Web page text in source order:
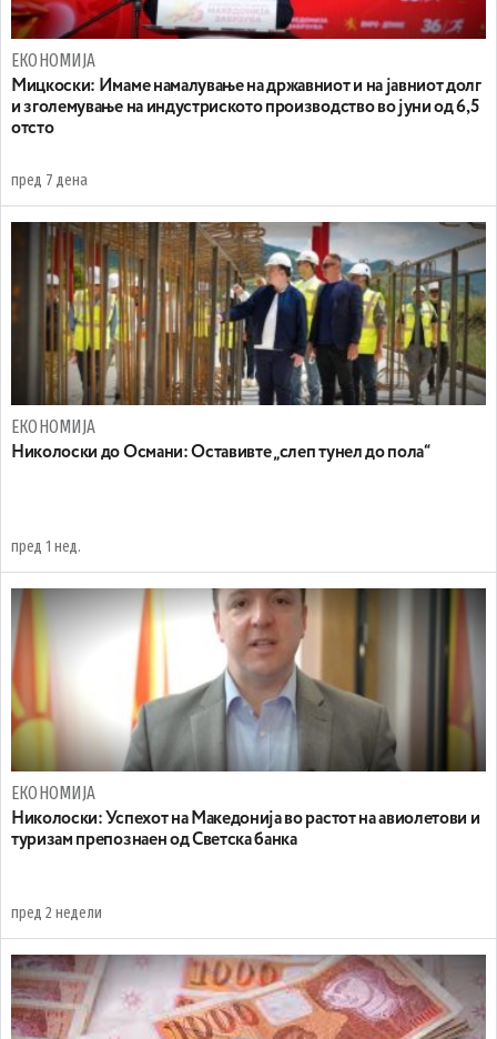
ЕКОНОМИЈА
Mицкоски: Имаме намалување на државниот и на јавниот долг
и зголемување на индустриското производство во јуни од 6,5
отсто
пред 7 дена
ЕКОНОМИЈА
Николоски до Османи: Oставивте „слеп тунел до пола“
пред 1 нед.
ЕКОНОМИЈА
Николоски: Успехот на Македонија во растот на авиолетови и
туризам препознаен од Светска банка
пред 2 недели